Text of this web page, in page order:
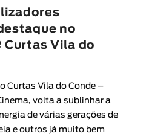
no
Curtas Vila do
Curtas Vila do Conde –
, volta a sublinhar a
de várias gerações de
e outros já muito bem